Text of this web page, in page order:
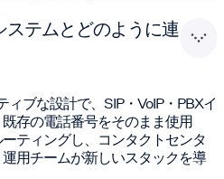
ステムとどのように連
ィブな設計で、SIP・VoIP・PBXイ
存の電話番号をそのまま使用
ティングし、コンタクトセンタ
用チームが新しいスタックを導